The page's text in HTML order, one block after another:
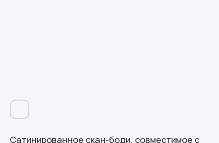
Сатинированное скан-боди, совместимое с